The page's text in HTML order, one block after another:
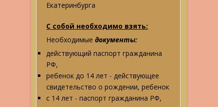
Екатеринбурга
С собой необходимо взять:
Необходимые документы:
действующий паспорт гражданина
РФ,
ребенок до 14 лет - действующее
свидетельство о рождении, ребенок
с 14 лет - паспорт гражданина РФ,